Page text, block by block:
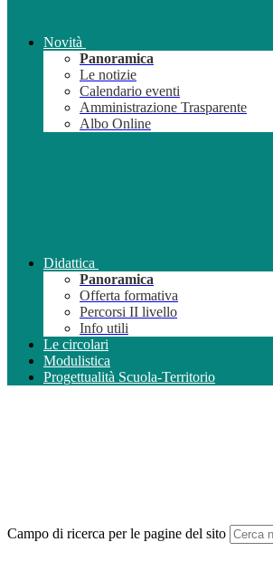
Novità
Panoramica
Le notizie
Calendario eventi
Amministrazione Trasparente
Albo Online
Didattica
Panoramica
Offerta formativa
Percorsi II livello
Info utili
Le circolari
Modulistica
Progettualità Scuola-Territorio
Campo di ricerca per le pagine del sito